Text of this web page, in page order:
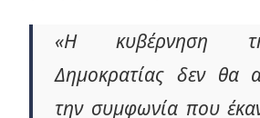
«Η κυβέρνηση
Δημοκρατίας δεν θα
την συμφωνία που